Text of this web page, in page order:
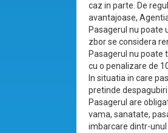
caz in parte. De
avantajoase,
Pasagerul nu
zbor se considera
Pasagerul nu poate
cu o penalizare de
In situatia in care
pretinde
Pasagerul are
vama, sanatate,
imbarcare dintr-